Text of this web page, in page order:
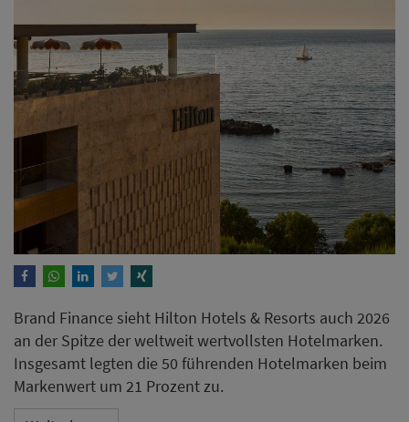
Brand Finance sieht Hilton Hotels & Resorts auch 2026
an der Spitze der weltweit wertvollsten Hotelmarken.
Insgesamt legten die 50 führenden Hotelmarken beim
Markenwert um 21 Prozent zu.